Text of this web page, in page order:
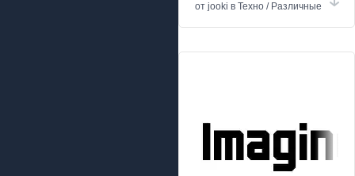
от jooki в Техно / Различные